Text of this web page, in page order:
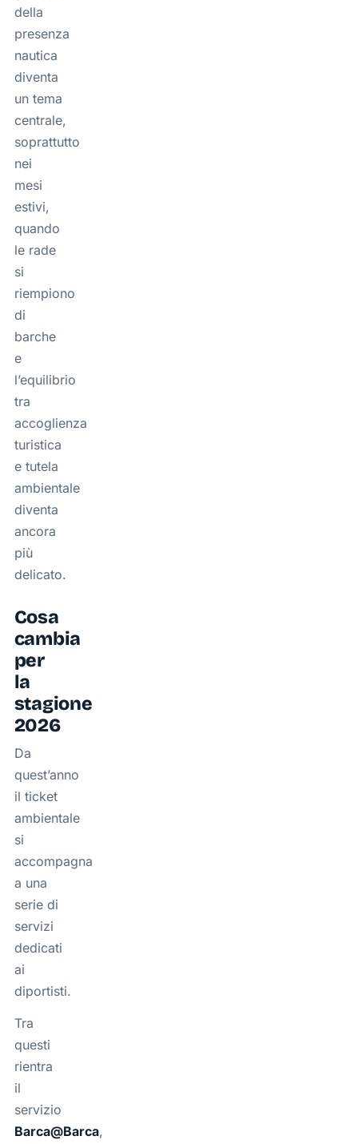
della
presenza
nautica
diventa
un tema
centrale,
soprattutto
nei
mesi
estivi,
quando
le rade
si
riempiono
di
barche
e
l’equilibrio
tra
accoglienza
turistica
e tutela
ambientale
diventa
ancora
più
delicato.
Cosa
cambia
per
la
stagione
2026
Da
quest’anno
il ticket
ambientale
si
accompagna
a una
serie di
servizi
dedicati
ai
diportisti.
Tra
questi
rientra
il
servizio
Barca@Barca,